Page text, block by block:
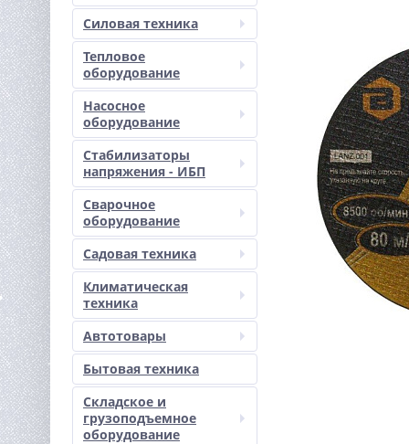
Силовая техника
Тепловое
оборудование
Насосное
оборудование
Стабилизаторы
напряжения - ИБП
Сварочное
оборудование
Садовая техника
Климатическая
техника
Автотовары
Бытовая техника
Складское и
грузоподъемное
оборудование